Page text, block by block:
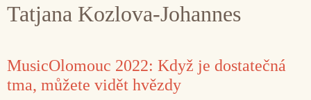
Tatjana Kozlova-Johannes
MusicOlomouc 2022: Když je dostatečná
tma, můžete vidět hvězdy